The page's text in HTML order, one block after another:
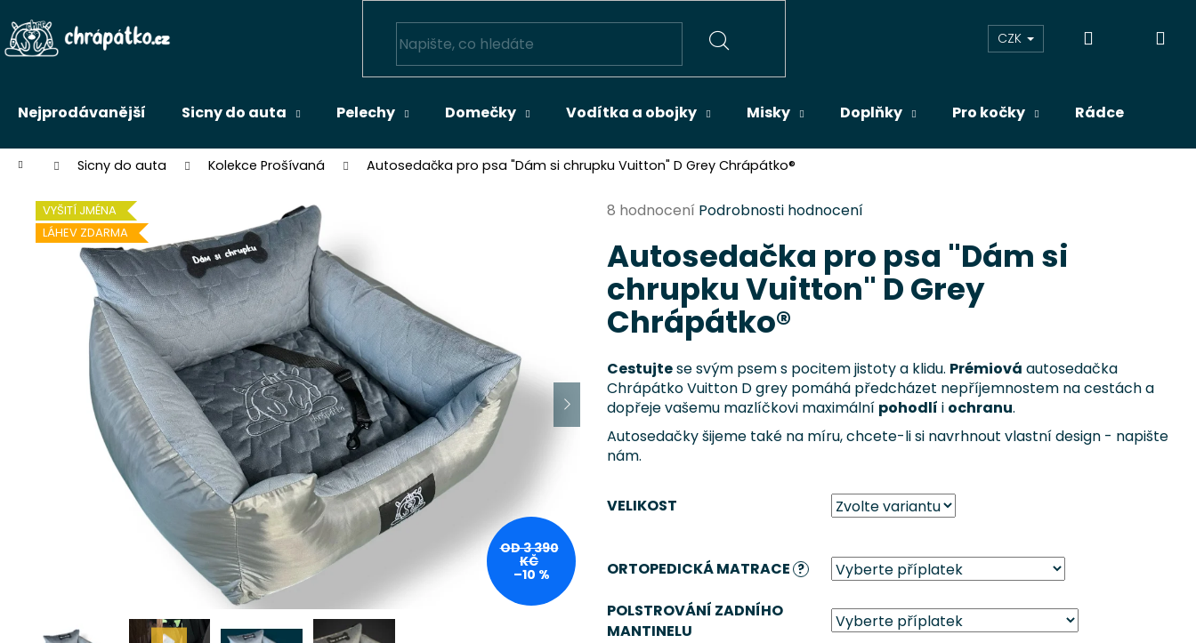
na
obsah
HLEDAT
Nejprodávanější Sicny do auta Pelechy Domečky Vodítka a obojky Misky Doplňky Pro kočky Rádce
CZK Přihlášení
Domů Sicny do auta Kolekce Prošívaná Autosedačka pro psa "Dám si chrupku Vuitton" D Grey Chrápátko®
Průměrné
produktu
je
4,6
5
8 hodnocení Podrobnosti hodnocení
Autosedačka pro psa "Dám si
chrupku Vuitton" D Grey
Chrápátko®
Cestujtese svým psem s pocitem jistoty a klidu. Prémiová autosedačka
Chrápátko Vuitton D grey pomáhá předcházet nepříjemnostem na cestách a
dopřeje vašemu mazlíčkovi maximální pohodlí i ochranu.
Autosedačky šijeme také na míru, chcete-li si navrhnout vlastní design - napište
nám.
VELIKOST
ORTOPEDICKÁ MATRACE ?
POLSTROVÁNÍ ZADNÍHO
MANTINELU
VYŠITÍ JMÉNA
LÁHEV ZDARMA
OD 3 390
KČ
–10 %
Zpět